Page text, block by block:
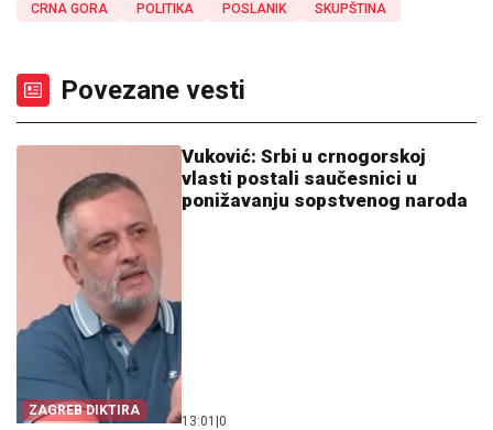
CRNA GORA
POLITIKA POSLANIK SKUPŠTINA
Povezane vesti
ZAGREB DIKTIRA
Vuković: Srbi u crnogorskoj
vlasti postali saučesnici u
ponižavanju sopstvenog naroda
13:01 0